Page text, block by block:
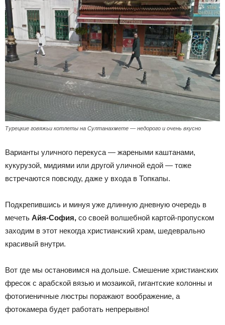
Турецкие говяжьи котлеты на Султанахмете — недорого и очень вкусно
Варианты уличного перекуса — жареными каштанами,
кукурузой, мидиями или другой уличной едой — тоже
встречаются повсюду, даже у входа в Топкапы.
Подкрепившись и минуя уже длинную дневную очередь в
мечеть Айя-София, со своей волшебной картой-пропуском
заходим в этот некогда христианский храм, шедеврально
красивый внутри.
Вот где мы остановимся на дольше. Смешение христианских
фресок с арабской вязью и мозаикой, гигантские колонны и
фотогиеничные люстры поражают воображение, а
фотокамера будет работать непрерывно!